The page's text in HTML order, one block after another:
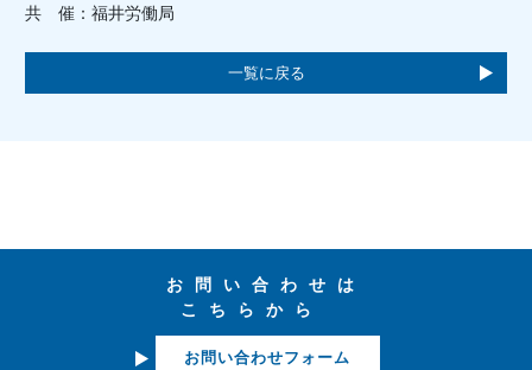
共 催：福井労働局
一覧に戻る
お問い合わせは
こちらから
お問い合わせフォーム